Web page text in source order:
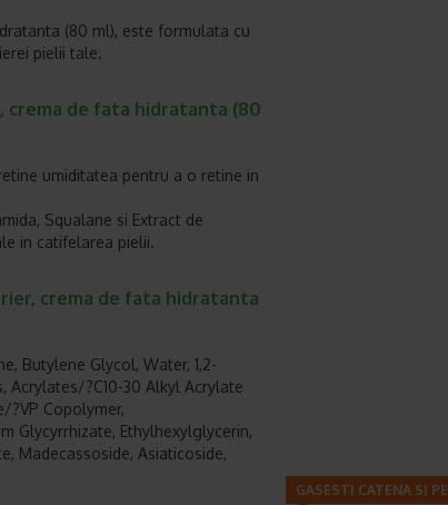
(80 ml), este formulata cu
pielii tale.
crema de fata hidratanta (80
umiditatea pentru a o retine in
Squalane si Extract de
in catifelarea pielii.
crema de fata hidratanta
Butylene Glycol, Water, 1,2-
Acrylates/?C10-30 Alkyl Acrylate
?VP Copolymer,
Glycyrrhizate, Ethylhexylglycerin,
Madecassoside, Asiaticoside,
GASESTI CATENA SI PE